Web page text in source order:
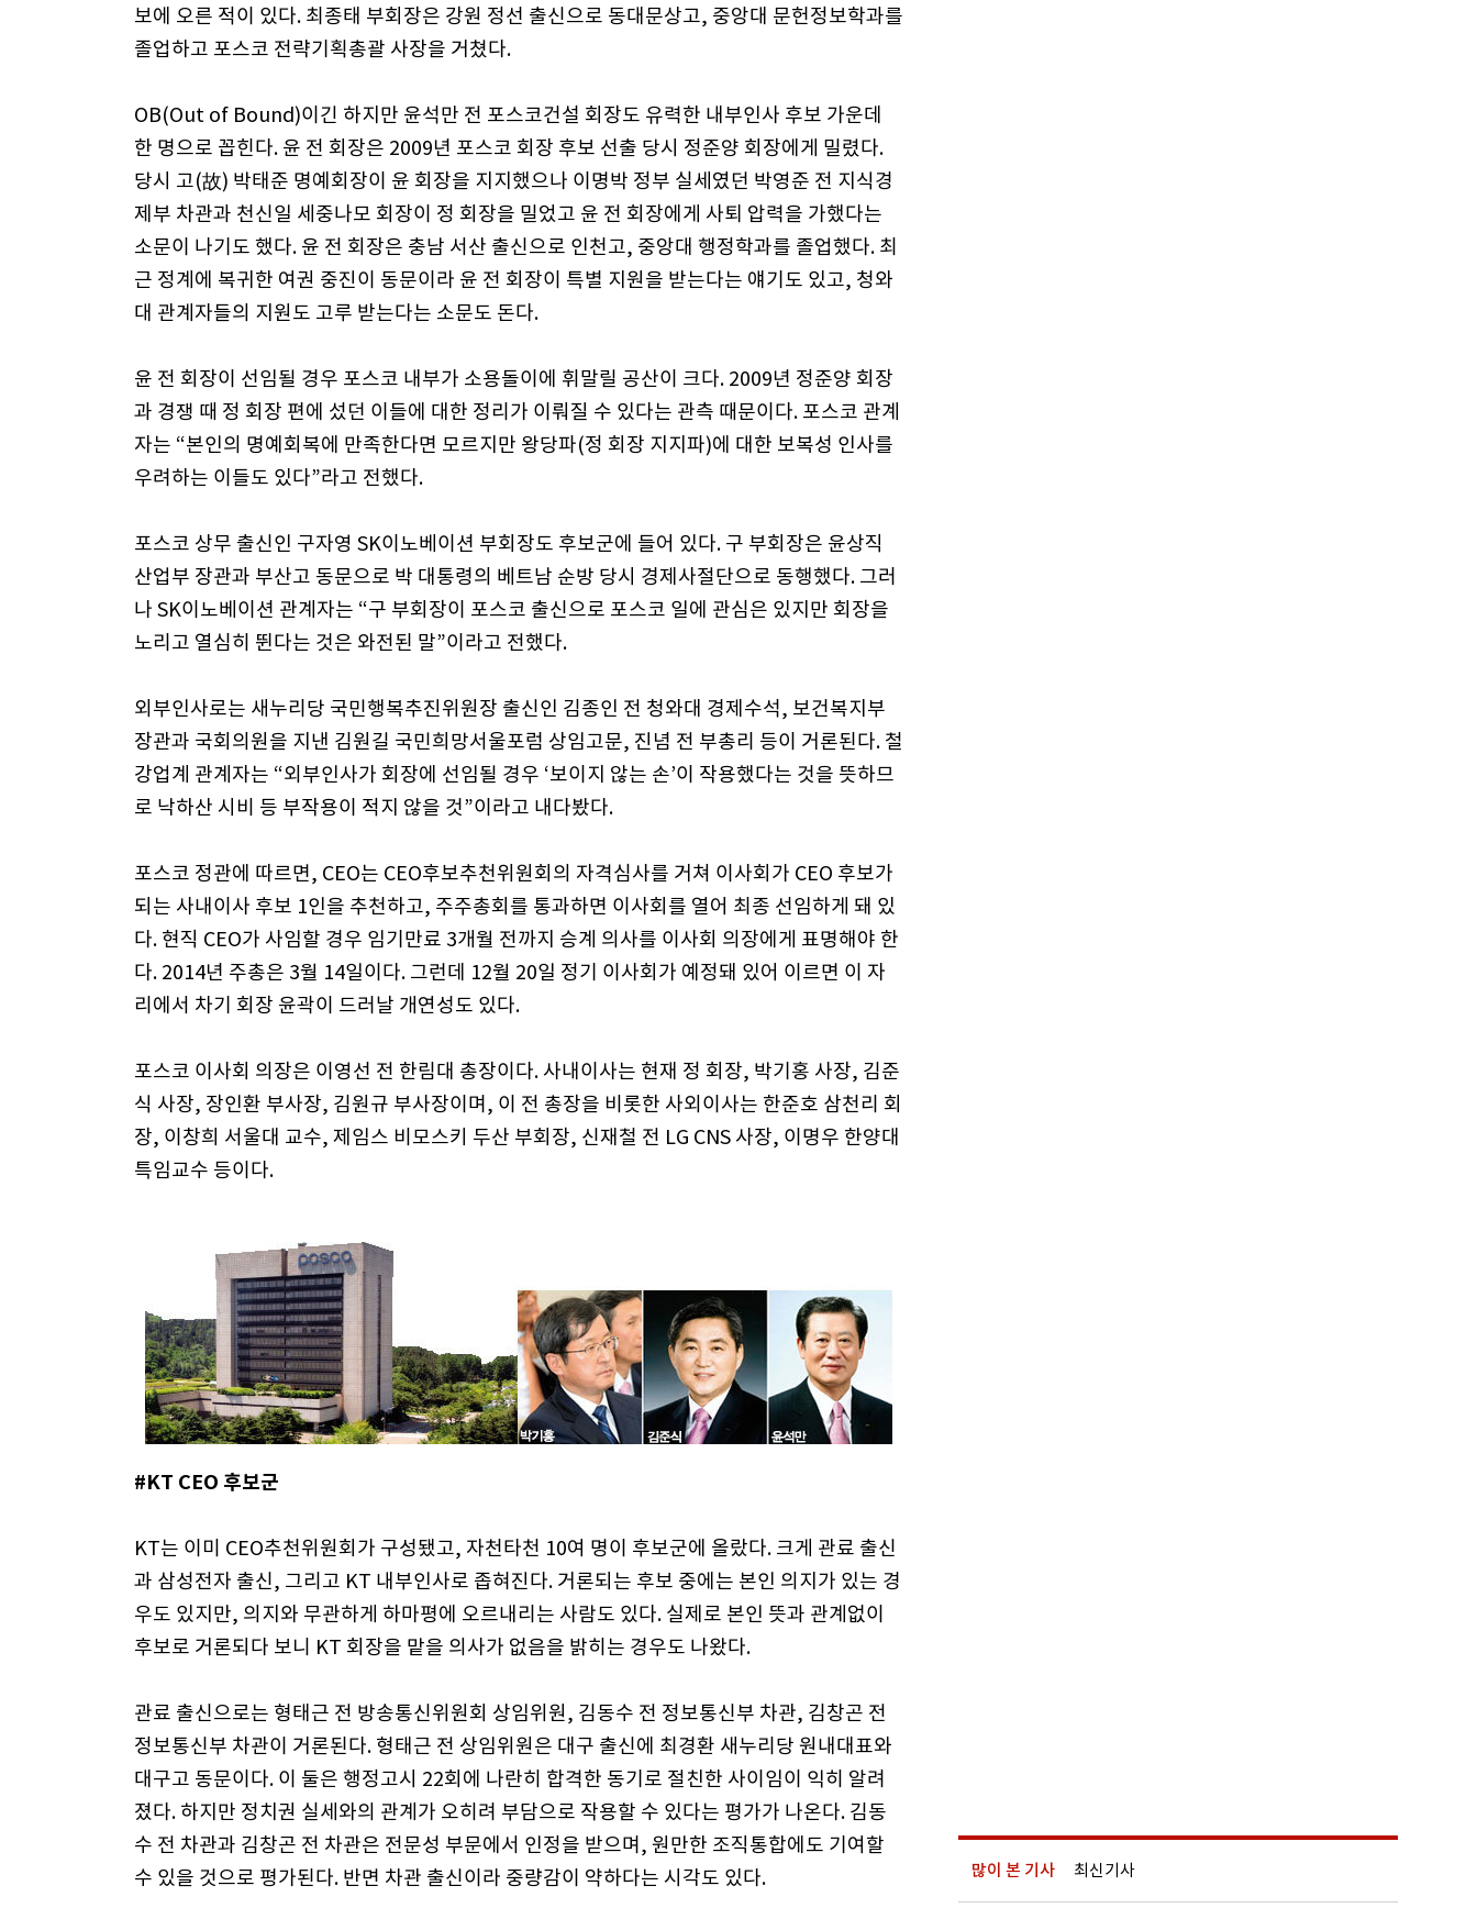
보에 오른 적이 있다. 최종태 부회장은 강원 정선 출신으로 동대문상고, 중앙대 문헌정보학과를
졸업하고 포스코 전략기획총괄 사장을 거쳤다.
OB(Out of Bound)이긴 하지만 윤석만 전 포스코건설 회장도 유력한 내부인사 후보 가운데
한 명으로 꼽힌다. 윤 전 회장은 2009년 포스코 회장 후보 선출 당시 정준양 회장에게 밀렸다.
당시 고(故) 박태준 명예회장이 윤 회장을 지지했으나 이명박 정부 실세였던 박영준 전 지식경
제부 차관과 천신일 세중나모 회장이 정 회장을 밀었고 윤 전 회장에게 사퇴 압력을 가했다는
소문이 나기도 했다. 윤 전 회장은 충남 서산 출신으로 인천고, 중앙대 행정학과를 졸업했다. 최
근 정계에 복귀한 여권 중진이 동문이라 윤 전 회장이 특별 지원을 받는다는 얘기도 있고, 청와
대 관계자들의 지원도 고루 받는다는 소문도 돈다.
윤 전 회장이 선임될 경우 포스코 내부가 소용돌이에 휘말릴 공산이 크다. 2009년 정준양 회장
과 경쟁 때 정 회장 편에 섰던 이들에 대한 정리가 이뤄질 수 있다는 관측 때문이다. 포스코 관계
자는 “본인의 명예회복에 만족한다면 모르지만 왕당파(정 회장 지지파)에 대한 보복성 인사를
우려하는 이들도 있다”라고 전했다.
포스코 상무 출신인 구자영 SK이노베이션 부회장도 후보군에 들어 있다. 구 부회장은 윤상직
산업부 장관과 부산고 동문으로 박 대통령의 베트남 순방 당시 경제사절단으로 동행했다. 그러
나 SK이노베이션 관계자는 “구 부회장이 포스코 출신으로 포스코 일에 관심은 있지만 회장을
노리고 열심히 뛴다는 것은 와전된 말”이라고 전했다.
외부인사로는 새누리당 국민행복추진위원장 출신인 김종인 전 청와대 경제수석, 보건복지부
장관과 국회의원을 지낸 김원길 국민희망서울포럼 상임고문, 진념 전 부총리 등이 거론된다. 철
강업계 관계자는 “외부인사가 회장에 선임될 경우 ‘보이지 않는 손’이 작용했다는 것을 뜻하므
로 낙하산 시비 등 부작용이 적지 않을 것”이라고 내다봤다.
포스코 정관에 따르면, CEO는 CEO후보추천위원회의 자격심사를 거쳐 이사회가 CEO 후보가
되는 사내이사 후보 1인을 추천하고, 주주총회를 통과하면 이사회를 열어 최종 선임하게 돼 있
다. 현직 CEO가 사임할 경우 임기만료 3개월 전까지 승계 의사를 이사회 의장에게 표명해야 한
다. 2014년 주총은 3월 14일이다. 그런데 12월 20일 정기 이사회가 예정돼 있어 이르면 이 자
리에서 차기 회장 윤곽이 드러날 개연성도 있다.
포스코 이사회 의장은 이영선 전 한림대 총장이다. 사내이사는 현재 정 회장, 박기홍 사장, 김준
식 사장, 장인환 부사장, 김원규 부사장이며, 이 전 총장을 비롯한 사외이사는 한준호 삼천리 회
장, 이창희 서울대 교수, 제임스 비모스키 두산 부회장, 신재철 전 LG CNS 사장, 이명우 한양대
특임교수 등이다.
#KT CEO 후보군
KT는 이미 CEO추천위원회가 구성됐고, 자천타천 10여 명이 후보군에 올랐다. 크게 관료 출신
과 삼성전자 출신, 그리고 KT 내부인사로 좁혀진다. 거론되는 후보 중에는 본인 의지가 있는 경
우도 있지만, 의지와 무관하게 하마평에 오르내리는 사람도 있다. 실제로 본인 뜻과 관계없이
후보로 거론되다 보니 KT 회장을 맡을 의사가 없음을 밝히는 경우도 나왔다.
관료 출신으로는 형태근 전 방송통신위원회 상임위원, 김동수 전 정보통신부 차관, 김창곤 전
정보통신부 차관이 거론된다. 형태근 전 상임위원은 대구 출신에 최경환 새누리당 원내대표와
대구고 동문이다. 이 둘은 행정고시 22회에 나란히 합격한 동기로 절친한 사이임이 익히 알려
졌다. 하지만 정치권 실세와의 관계가 오히려 부담으로 작용할 수 있다는 평가가 나온다. 김동
수 전 차관과 김창곤 전 차관은 전문성 부문에서 인정을 받으며, 원만한 조직통합에도 기여할
수 있을 것으로 평가된다. 반면 차관 출신이라 중량감이 약하다는 시각도 있다.
많이 본 기사 최신기사